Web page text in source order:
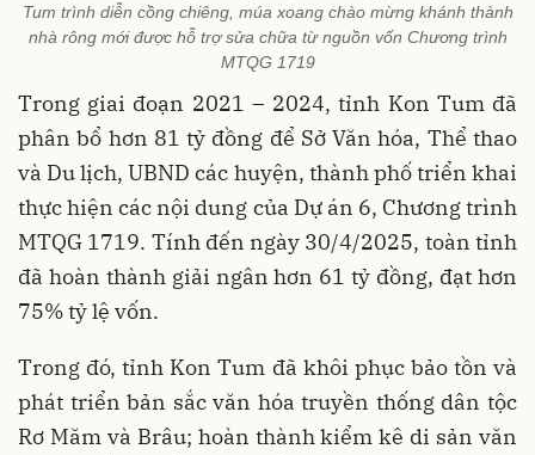
Tum trình diễn cồng chiêng, múa xoang chào mừng khánh thành
nhà rông mới được hỗ trợ sửa chữa từ nguồn vốn Chương trình
MTQG 1719
Trong giai đoạn 2021 – 2024, tỉnh Kon Tum đã
phân bổ hơn 81 tỷ đồng để Sở Văn hóa, Thể thao
và Du lịch, UBND các huyện, thành phố triển khai
thực hiện các nội dung của Dự án 6, Chương trình
MTQG 1719. Tính đến ngày 30/4/2025, toàn tỉnh
đã hoàn thành giải ngân hơn 61 tỷ đồng, đạt hơn
75% tỷ lệ vốn.
Trong đó, tỉnh Kon Tum đã khôi phục bảo tồn và
phát triển bản sắc văn hóa truyền thống dân tộc
Rơ Măm và Brâu; hoàn thành kiểm kê di sản văn